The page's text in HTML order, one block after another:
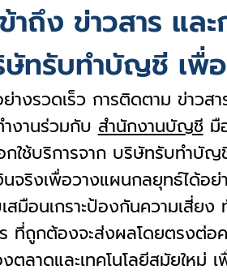
าถึง ข่าวสาร แ
ทรับทำบัญชี เพื่
งรวดเร็ว การติดตาม ข่าวส
ำงานร่วมกับ สำนักงานบัญชีมื
กใช้บริการจาก บริษัทรับทำบั
นจริงเพื่อวางแผนกลยุทธ์ได้อ
สมือนเกราะป้องกันความเสี่
ที่ถูกต้องจะส่งผลโดยตรงต่
ตลาดและเทคโนโลยีสมัยใหม่